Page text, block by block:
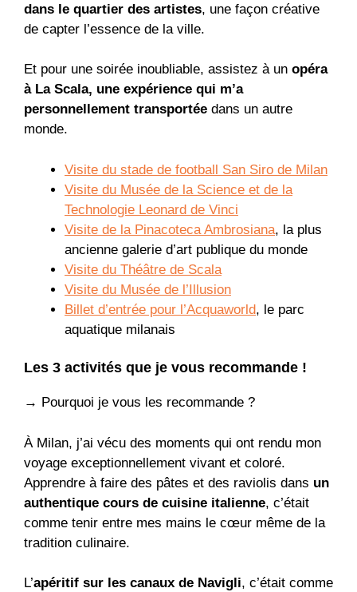
dans le quartier des artistes, une façon créative
de capter l’essence de la ville.
Et pour une soirée inoubliable, assistez à un opéra
à La Scala, une expérience qui m’a
personnellement transportée dans un autre
monde.
Visite du stade de football San Siro de Milan
Visite du Musée de la Science et de la
Technologie Leonard de Vinci
Visite de la Pinacoteca Ambrosiana, la plus
ancienne galerie d’art publique du monde
Visite du Théâtre de Scala
Visite du Musée de l’Illusion
Billet d’entrée pour l’Acquaworld, le parc
aquatique milanais
Les 3 activités que je vous recommande !
→ Pourquoi je vous les recommande ?
À Milan, j’ai vécu des moments qui ont rendu mon
voyage exceptionnellement vivant et coloré.
Apprendre à faire des pâtes et des raviolis dans un
authentique cours de cuisine italienne, c’était
comme tenir entre mes mains le cœur même de la
tradition culinaire.
L’apéritif sur les canaux de Navigli, c’était comme